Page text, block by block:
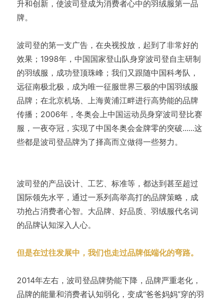
升和创新，使波司登成为消费者心中的羽绒服第一品
牌。
波司登的第一支广告，在央视投放，起到了非常好的
效果；1998年，中国国家登山队身穿波司登自主研制
的羽绒服，成功登顶珠峰；我们又跟随中国科考队，
远征南极北极，成为唯一征服世界三极的中国羽绒服
品牌；在北京机场、上海黄浦江畔进行高势能的品牌
传播；2006年，冬奥会上中国运动员身穿波司登比赛
服，一夜夺冠，实现了中国冬奥会金牌零的突破......这
些都是波司登品牌为了择高而立做得一些努力。
波司登的产品设计、工艺、标准等，都达到甚至超过
国际领先水平，通过一系列高举高打的品牌策略，成
功抢占消费者心智。大品牌、好品质、羽绒服代名词
的品牌认知深入人心。
但是在过往发展中，我们也走过品牌低端化的弯路。
2014年左右，波司登品牌势能下降，品牌严重老化，
品牌的能量和消费者认知弱化，变成“爸爸妈妈”穿的羽